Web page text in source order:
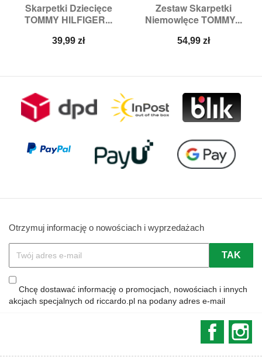
Skarpetki Dziecięce
TOMMY HILFIGER...
Cena
39,99 zł
Zestaw Skarpetki
Niemowlęce TOMMY...
Cena
54,99 zł
Otrzymuj informację o nowościach i wyprzedażach
Chcę dostawać informację o promocjach, nowościach i innych
akcjach specjalnych od riccardo.pl na podany adres e-mail